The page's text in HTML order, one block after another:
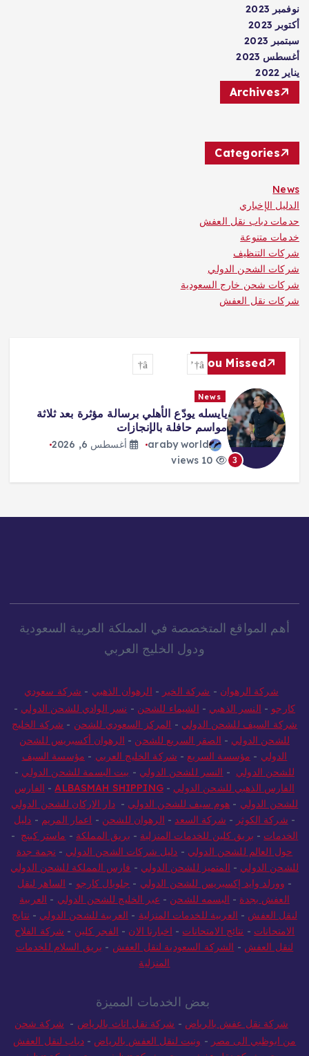
نوفمبر 2023
أكتوبر 2023
سبتمبر 2023
أغسطس 2023
يناير 2022
Archives
Categories
News
الدليل الإخباري
حدمات دباب نقل العفش
خدمات متنوعة
شركات التنظيف
شركات الشحن الدولي
شركات شحن خارج السعودية
شركات نقل العفش
You Missed
3
News
يايسله يودّع الأهلي برسالة مؤثرة بعد ثلاثة
مواسم حافلة بالإنجازات
araby world
أغسطس 6, 2026
أهم المواقع المتخصصة في المملكة العربية السعودية
ودول الخليج العربي
شركة الرهوان - شركة الخير - الرهوان الذهبي - شركة سعودي
كارجو - النسر الذهبي - الشيماء للشحن - نسر الوادي للشحن الدولي -
شركة السيف للشحن الدولي - المركز السعودي للشحن - شركة الخليج
للشحن الدولي - الصقر السريع للشحن - الرهوان أكسبريس للشحن
الدولي - مؤسسة السريع - شركة الخليج العربي - مؤسسة السيف
للشحن الدولي - النسر للشحن الدولي - بيت البسمة للشحن الدولي -
الفارس الذهبي للشحن الدولي -
ALBASMAH SHIPPING
- الفارس
للشحن الدولي - هوم سيف للشحن الدولي -دار الاركان للشحن الدولي
- شركة الكوثر - شركة السعد - الرهوان للشحن - اعمار المريم - دليل
الخدمات - بريق كلين للخدمات المنزلية - بريق المملكة - ماستر كينج -
حول العالم للشحن الدولي - دليل شركات الشحن الدولي - نجمة جدة
للشحن الدولي - المتميز للشحن الدولي - فارس المملكة للشحن الدولي
- وورلد وايد إكسبريس للشحن الدولي - جلوبال كارجو - الساهر لنقل
العفش بجدة - البسمه للشحن - عبر الخليج للشحن الدولي - العربية
لنقل العفش - العربية للخدمات المنزلية - العربية للشحن الدولي - نتايج
الامتحانات - نتائج الامتحانات - اخبارنا الان - الفجر كلين - شركة الفلاح
لنقل العفش - الشركة السعودية لنقل العفش - بريق السلام للخدمات
المنزلية
بعض الخدمات المميزة
شركة نقل عفش بالرياض - شركة نقل اثاث بالرياض - شركة شحن
من ابوظبي الى مصر - ونيت لنقل العفش بالرياض -دباب لنقل العفش